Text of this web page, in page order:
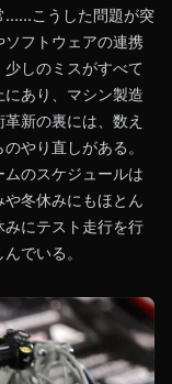
……こうした問題が突
フトウェアの連携
しのミスがすべて
あり、マシン製造
新の裏には、数え
やり直しがある。
のスケジュールは
冬休みにもほとん
みにテスト走行を行
でいる。